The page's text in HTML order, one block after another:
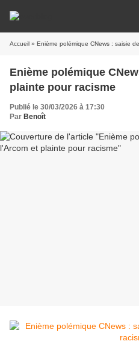
Accueil » Enième polémique CNews : saisie
Enième polémique
plainte pour racisme
Publié le 30/03/2026 à 17:30
Par Benoît